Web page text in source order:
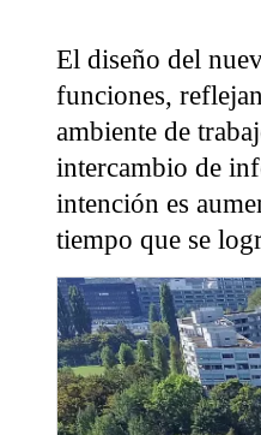
El diseño del
funciones,
ambiente de
intercambio de
intención es
tiempo que se